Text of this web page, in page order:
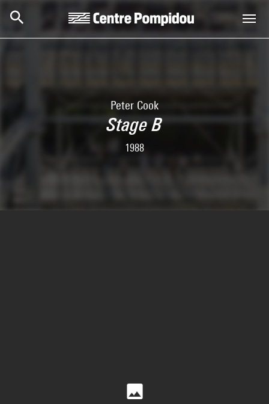
Peter Cook
Stage B
1988